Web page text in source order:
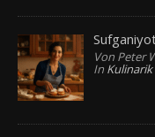
Von Peter
In Kulinarik